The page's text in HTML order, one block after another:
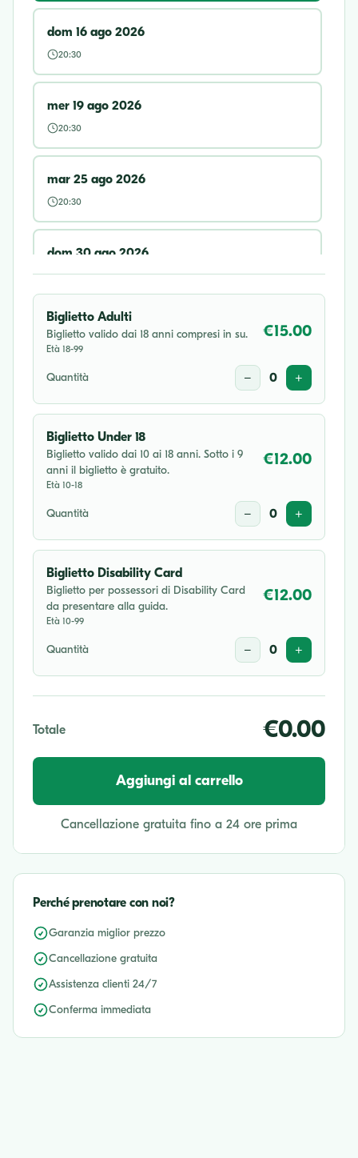
dom 16 ago 2026
20:30
mer 19 ago 2026
20:30
mar 25 ago 2026
20:30
dom 30 ago 2026
20:30
mar 01 set 2026
20:30
ven 04 set 2026
gio 10 set 2026
sab 12 set 2026
20:30
ven 18 set 2026
20:30
Biglietto Adulti
Biglietto valido dai 18 anni compresi in su.
Età 18-99
€15.00
Quantità − 0 +
Biglietto Under 18
Biglietto valido dai 10 ai 18 anni. Sotto i 9
anni il biglietto è gratuito.
Età 10-18
€12.00
Quantità − 0 +
Biglietto Disability Card
Biglietto per possessori di Disability Card
da presentare alla guida.
Età 10-99
€12.00
Quantità − 0 +
Totale €0.00
Aggiungi al carrello
Cancellazione gratuita fino a 24 ore prima
Perché prenotare con noi?
Garanzia miglior prezzo
Cancellazione gratuita
Assistenza clienti 24/7
Conferma immediata